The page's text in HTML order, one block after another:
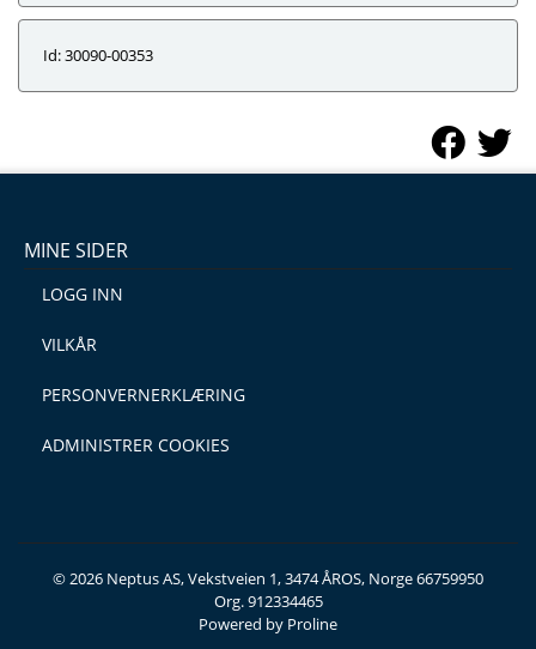
Id: 30090-00353
MINE SIDER
LOGG INN
VILKÅR
PERSONVERNERKLÆRING
ADMINISTRER COOKIES
© 2026 Neptus AS, Vekstveien 1, 3474 ÅROS, Norge 66759950
Org. 912334465
Powered by Proline